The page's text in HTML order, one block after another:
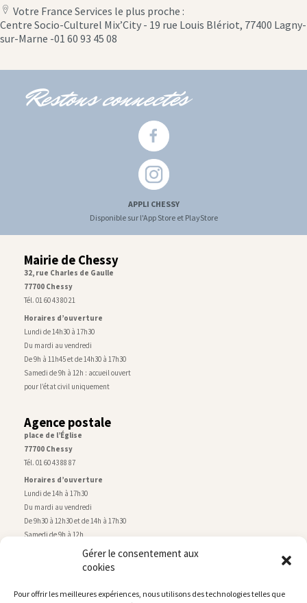
Gérer le consentement aux
cookies
Pour offrir les meilleures expériences, nous utilisons des technologies telles que
location
icon
Votre France Services le plus proche :
Centre Socio-Culturel Mix’City - 19 rue Louis Blériot, 77400 Lagny-
sur-Marne -01 60 93 45 08
Restons connectés
APPLI CHESSY
Disponible sur l'App Store et PlayStore
Mairie de Chessy
32, rue Charles de Gaulle
77700 Chessy
Tél. 01 60 43 80 21
Horaires d’ouverture
Lundi de 14h30 à 17h30
Du mardi au vendredi
De 9h à 11h45 et de 14h30 à 17h30
Samedi de 9h à 12h : accueil ouvert
pour l’état civil uniquement
Agence postale
place de l’Église
77700 Chessy
Tél. 01 60 43 88 87
Horaires d’ouverture
Lundi de 14h à 17h30
Du mardi au vendredi
De 9h30 à 12h30 et de 14h à 17h30
Samedi de 9h à 12h
Service technique
rue de Montry–77700 Chessy